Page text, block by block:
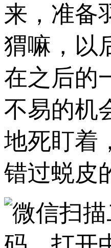
来，准备
猬嘛，以
在之后的
不易的机
地死盯着
错过蜕皮